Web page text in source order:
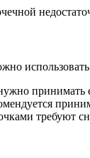
принимать
требуют